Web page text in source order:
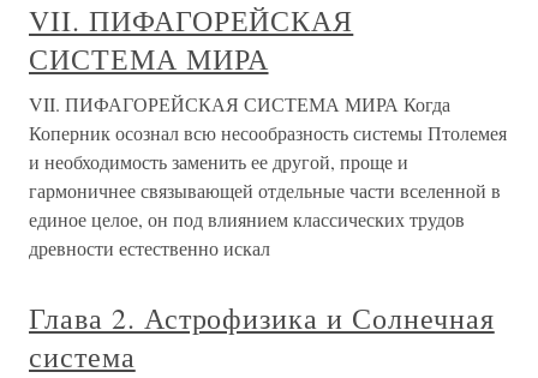
VII. ПИФАГОРЕЙСКАЯ
СИСТЕМА МИРА
VII. ПИФАГОРЕЙСКАЯ СИСТЕМА МИРА Когда
Коперник осознал всю несообразность системы Птолемея
и необходимость заменить ее другой, проще и
гармоничнее связывающей отдельные части вселенной в
единое целое, он под влиянием классических трудов
древности естественно искал
Глава 2. Астрофизика и Солнечная
система